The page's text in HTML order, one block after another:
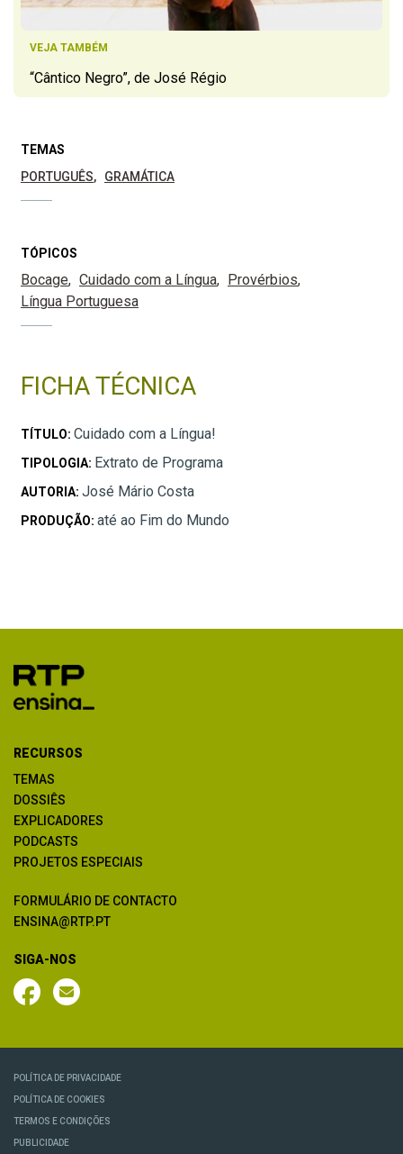
VEJA TAMBÉM
“Cântico Negro”, de José Régio
TEMAS
PORTUGUÊS
GRAMÁTICA
TÓPICOS
Bocage Cuidado com a Língua
Provérbios
Língua Portuguesa
FICHA TÉCNICA
TÍTULO: Cuidado com a Língua!
TIPOLOGIA: Extrato de Programa
AUTORIA: José Mário Costa
PRODUÇÃO: até ao Fim do Mundo
RECURSOS
TEMAS
DOSSIÊS
EXPLICADORES
PODCASTS
PROJETOS ESPECIAIS
FORMULÁRIO DE CONTACTO
ENSINA@RTP.PT
SIGA-NOS
POLÍTICA DE PRIVACIDADE
POLÍTICA DE COOKIES
TERMOS E CONDIÇÕES
PUBLICIDADE